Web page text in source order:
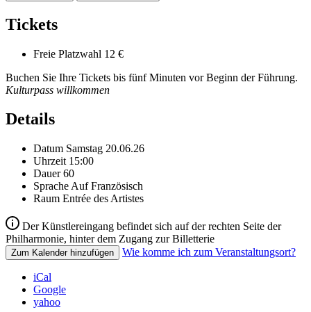
Tickets
Freie Platzwahl 12 €
Buchen Sie Ihre Tickets bis fünf Minuten vor Beginn der Führung.
Kulturpass willkommen
Details
Datum Samstag 20.06.26
Uhrzeit 15:00
Dauer 60
Sprache Auf Französisch
Raum Entrée des Artistes
Der Künstlereingang befindet sich auf der rechten Seite der
Philharmonie, hinter dem Zugang zur Billetterie
Zum Kalender hinzufügen Wie komme ich zum Veranstaltungsort?
iCal
Google
yahoo